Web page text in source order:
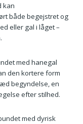
kan
både begejstret og
eller gal i låget –
med hanegal
den kortere form
begyndelse, en
efter stilhed.
med dyrisk